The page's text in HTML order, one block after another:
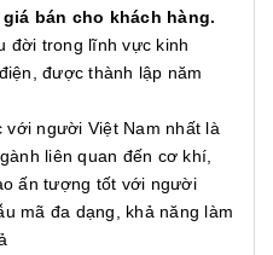
bán cho khách hàng.
đời trong lĩnh vực kinh
được thành lập năm
với người Việt Nam nhất là
liên quan đến cơ khí,
ấn tượng tốt với người
mã đa dạng, khả năng làm